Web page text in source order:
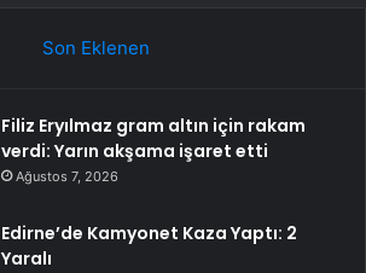
Son Eklenen
Filiz Eryılmaz gram altın için rakam
verdi: Yarın akşama işaret etti
Ağustos 7, 2026
Edirne’de Kamyonet Kaza Yaptı: 2
Yaralı